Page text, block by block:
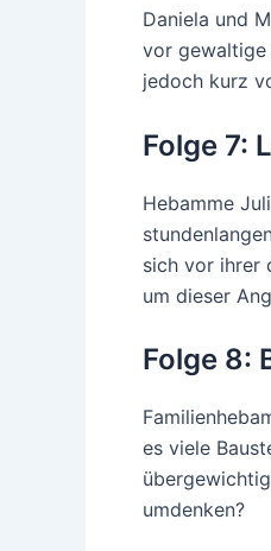
Daniela und
vor gewaltige
jedoch kurz
Folge 7:
Hebamme
sich vor ihrer
um dieser
Folge 8:
es viele
umdenken?